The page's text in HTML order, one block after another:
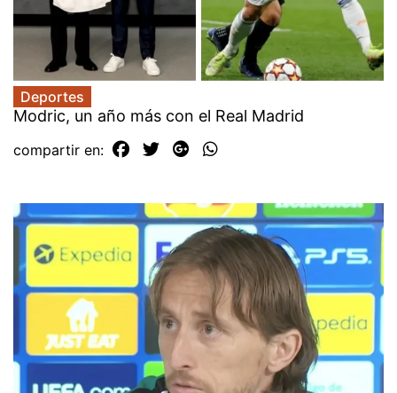
Deportes
Modric, un año más con el Real Madrid
compartir en: